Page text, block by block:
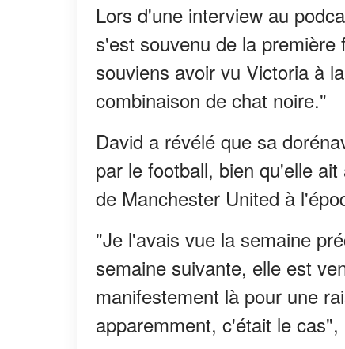
Lors d'une interview au
s'est souvenu de la
souviens avoir vu Victoria à
combinaison de chat noire."
David a révélé que sa
par le football, bien qu'elle
de Manchester United à
"Je l'avais vue la semaine
semaine suivante, elle est
manifestement là pour une
apparemment, c'était le cas",